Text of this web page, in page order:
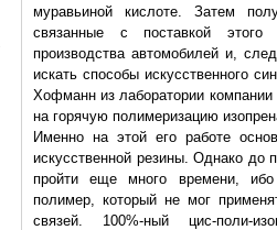
муравьиной кислоте. Затем
связанные с поставкой этого
производства автомобилей и,
искать способы искусственного
Хофманн из лаборатории
на горячую полимеризацию
Именно на этой его работе
искусственной резины. Однако до
пройти еще много времени,
полимер, который не мог
связей. 100%-ный цис-поли-